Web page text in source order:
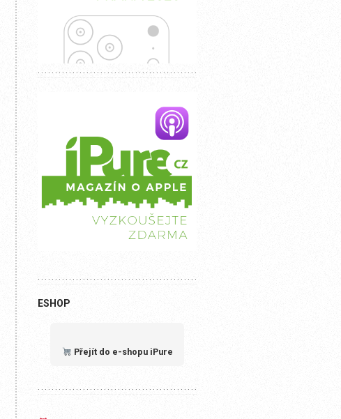
ESHOP
Přejít do e-shopu iPure